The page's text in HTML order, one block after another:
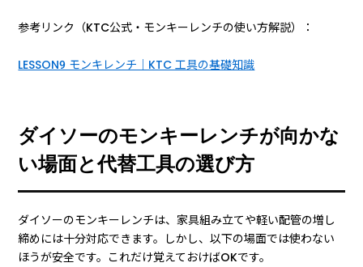
参考リンク（KTC公式・モンキーレンチの使い方解説）：
LESSON9 モンキレンチ｜KTC 工具の基礎知識
ダイソーのモンキーレンチが向かな
い場面と代替工具の選び方
ダイソーのモンキーレンチは、家具組み立てや軽い配管の増し
締めには十分対応できます。しかし、以下の場面では使わない
ほうが安全です。これだけ覚えておけばOKです。